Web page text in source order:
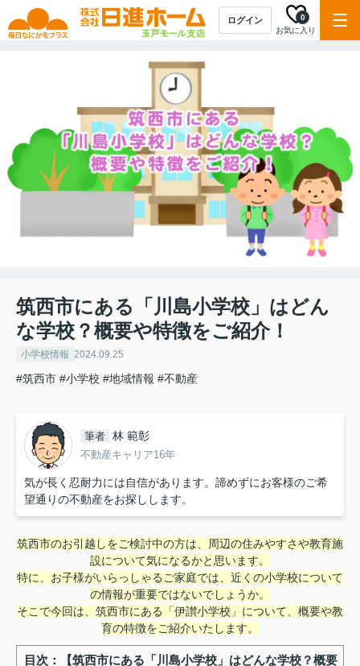
ログイン
お気に入り
0
筑西市にある「川島小学校」はどん
な学校？概要や特徴をご紹介！
小学校情報 2024.09.25
#筑西市 #小学校 #地域情報 #不動産
筆者 林 範彰
不動産キャリア16年
気が長く忍耐力には自信があります。諦めずにお客様のご希
望通りの不動産をお探しします。
筑西市のお引越しをご検討中の方は、周辺の住みやすさや教育施
設について気になるかと思います。
特に、お子様がいらっしゃるご家庭では、近くの小学校について
の情報が重要ではないでしょうか。
そこで今回は、筑西市にある「伊讃小学校」について、概要や教
育の特徴をご紹介いたします。
目次：【筑西市にある「川島小学校」はどんな学校？概要